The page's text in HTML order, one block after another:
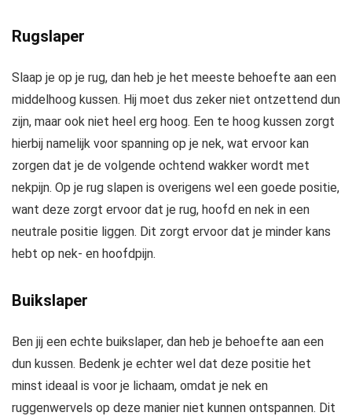
Rugslaper
Slaap je op je rug, dan heb je het meeste behoefte aan een
middelhoog kussen. Hij moet dus zeker niet ontzettend dun
zijn, maar ook niet heel erg hoog. Een te hoog kussen zorgt
hierbij namelijk voor spanning op je nek, wat ervoor kan
zorgen dat je de volgende ochtend wakker wordt met
nekpijn. Op je rug slapen is overigens wel een goede positie,
want deze zorgt ervoor dat je rug, hoofd en nek in een
neutrale positie liggen. Dit zorgt ervoor dat je minder kans
hebt op nek- en hoofdpijn.
Buikslaper
Ben jij een echte buikslaper, dan heb je behoefte aan een
dun kussen. Bedenk je echter wel dat deze positie het
minst ideaal is voor je lichaam, omdat je nek en
ruggenwervels op deze manier niet kunnen ontspannen. Dit